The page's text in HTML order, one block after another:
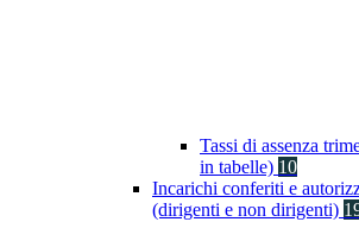
Tassi di assenza
in tabelle) 10
Incarichi conferiti e
(dirigenti e non dirigenti)